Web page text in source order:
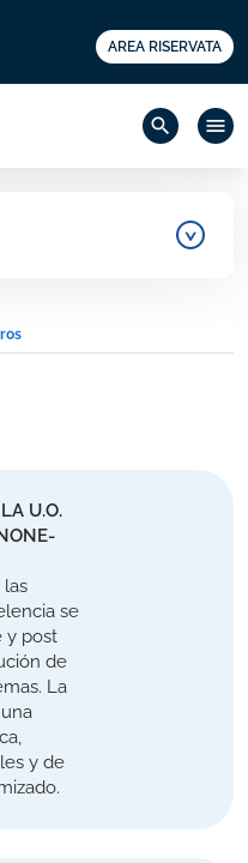
AREA RISERVATA
search menu
U.O.
las
se
y post
de
La
y de